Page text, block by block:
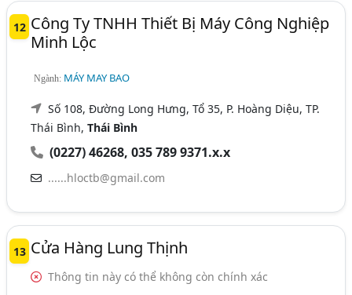
12 Công Ty TNHH Thiết Bị Máy Công Nghiệp
Minh Lộc
Ngành: MÁY MAY BAO
Số 108, Đường Long Hưng, Tổ 35, P. Hoàng Diệu, TP.
Thái Bình,Thái Bình
(0227) 46268, 035 789 9371.x.x
......hloctb@gmail.com
13 Cửa Hàng Lung Thịnh
Thông tin này có thể không còn chính xác